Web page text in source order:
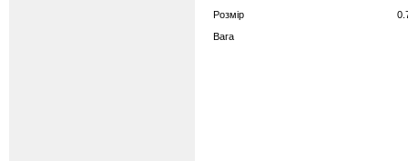
Розмір
Вага